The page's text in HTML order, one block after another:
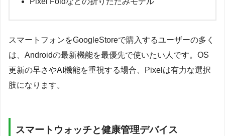
スマートフォンをGoogleStoreで購入するユーザーの多く
は、Androidの最新機能を最優先で使いたい人です。OS
更新の早さやAI機能を重視する場合、Pixelは有力な選択
肢になります。
スマートウォッチと健康管理デバイス